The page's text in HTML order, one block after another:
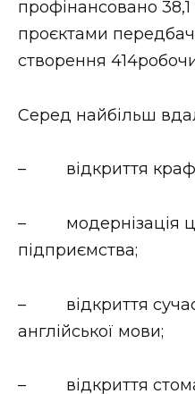
ЗАКАРПАТСЬКІ
НОВИНИ
ВІДЕО
профінансовано
проєктами
створення
Серед найбільш
– відкриття
– модернізація
підприємства;
– відкриття
англійської мови;
– відкриття